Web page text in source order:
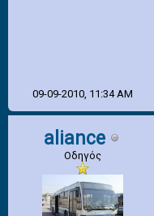
09-09-2010, 11:34 AM
aliance
Οδηγός